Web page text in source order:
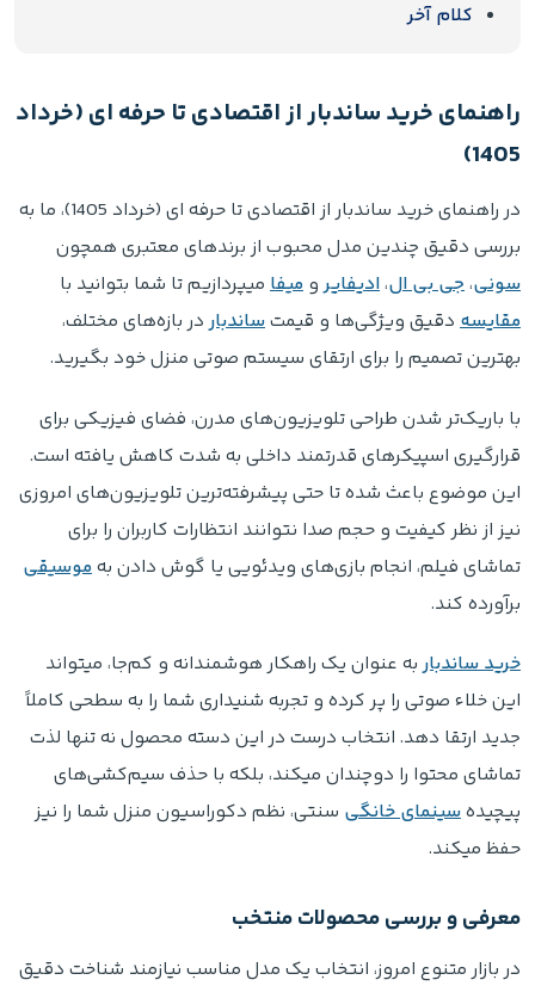
کلام آخر
راهنمای خرید ساندبار از اقتصادی تا حرفه ای (خرداد
1405)
در راهنمای خرید ساندبار از اقتصادی تا حرفه ای (خرداد 1405)، ما به
بررسی دقیق چندین مدل محبوب از برندهای معتبری همچون
سونی،جی بی ال،ادیفایرو میفا میپردازیم تا شما بتوانید با
مقایسه دقیق ویژگی‌ها و قیمتساندباردر بازه‌های مختلف،
بهترین تصمیم را برای ارتقای سیستم صوتی منزل خود بگیرید.
با باریک‌تر شدن طراحی تلویزیون‌های مدرن، فضای فیزیکی برای
قرارگیری اسپیکرهای قدرتمند داخلی به شدت کاهش یافته است.
این موضوع باعث شده تا حتی پیشرفته‌ترین تلویزیون‌های امروزی
نیز از نظر کیفیت و حجم صدا نتوانند انتظارات کاربران را برای
تماشای فیلم، انجام بازی‌های ویدئویی یا گوش دادن بهموسیقی
برآورده کند.
خرید ساندباربه عنوان یک راهکار هوشمندانه و کم‌جا، میتواند
این خلاء صوتی را پر کرده و تجربه شنیداری شما را به سطحی کاملاً
جدید ارتقا دهد. انتخاب درست در این دسته محصول نه تنها لذت
تماشای محتوا را دوچندان میکند، بلکه با حذف سیم‌کشی‌های
پیچیدهسینمای خانگی سنتی، نظم دکوراسیون منزل شما را نیز
حفظ میکند.
معرفی و بررسی محصولات منتخب
در بازار متنوع امروز، انتخاب یک مدل مناسب نیازمند شناخت دقیق